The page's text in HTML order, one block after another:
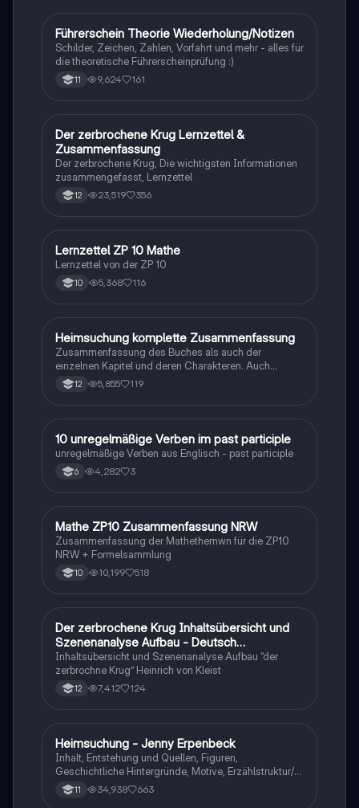
Lerntipps
Führerschein Theorie Wiederholung/Notizen
Schilder, Zeichen, Zahlen, Vorfahrt und mehr - alles für
die theoretische Führerscheinprüfung :)
11 9,624 161
Deutsch
Der zerbrochene Krug Lernzettel &
Zusammenfassung
Der zerbrochene Krug, Die wichtigsten Informationen
zusammengefasst, Lernzettel
12 23,519 356
Mathe
Lernzettel ZP 10 Mathe
Lernzettel von der ZP 10
10 5,368 116
Deutsch
Heimsuchung komplette Zusammenfassung
Zusammenfassung des Buches als auch der
einzelnen Kapitel und deren Charakteren. Auch
tabellarisch. Im Unterricht ohne KI erstellt
12 5,855 119
1 Englisch
10 unregelmäßige Verben im past participle
unregelmäßige Verben aus Englisch - past participle
6 4,282 3
Mathe
Mathe ZP10 Zusammenfassung NRW
Zusammenfassung der Mathethemwn für die ZP10
NRW + Formelsammlung
10 10,199 518
Deutsch
Der zerbrochene Krug Inhaltsübersicht und
Szenenanalyse Aufbau - Deutsch
Q1/Q2/Abitur
Inhaltsübersicht und Szenenanalyse Aufbau “der
zerbrochne Krug” Heinrich von Kleist
12 7,412 124
Deutsch
Heimsuchung - Jenny Erpenbeck
Inhalt, Entstehung und Quellen, Figuren,
Geschichtliche Hintergründe, Motive, Erzählstruktur/-
stil 11 34,938 663